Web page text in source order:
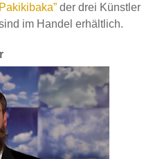
der drei Künstler
im Handel erhältlich.